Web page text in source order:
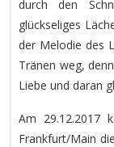
durch den
glückseliges
der Melodie des
Tränen weg,
Liebe und daran
Am 29.12.2017
Frankfurt/Main